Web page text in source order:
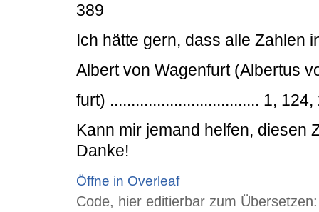
389
Ich hätte gern, dass alle Zahlen
Albert von Wagenfurt (Albertus
furt) ................................... 1,
Kann mir jemand helfen, diesen
Danke!
Öffne in Overleaf
Code, hier editierbar zum Übersetzen: